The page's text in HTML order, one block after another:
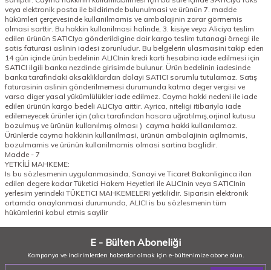
veya elektronik posta ile bildirimde bulunulmasi ve ürünün 7. madde
hükümleri çerçevesinde kullanilmamis ve ambalajinin zarar görmemis
olmasi sarttir. Bu hakkin kullanilmasi halinde, 3. kisiye veya Aliciya teslim
edilen ürünün SATICIya gönderildigine dair kargo teslim tutanagi örnegi ile
satis faturasi aslinin iadesi zorunludur. Bu belgelerin ulasmasini takip eden
14 gün içinde ürün bedelinin ALICInin kredi karti hesabina iade edilmesi için
SATICI ilgili banka nezdinde girisimde bulunur. Ürün bedelinin iadesinde
banka tarafindaki aksakliklardan dolayi SATICI sorumlu tutulamaz. Satış
faturasinin aslinin gönderilmemesi durumunda katma deger vergisi ve
varsa diger yasal yükümlülükler iade edilmez. Cayma hakki nedeni ile iade
edilen ürünün kargo bedeli ALICIya aittir. Ayrica, niteligi itibariyla iade
edilemeyecek ürünler için (alıcı tarafından hasara uğratılmış,orjinal kutusu
bozulmuş ve ürünün kullanılmış olması ) cayma hakki kullanılamaz.
Ürünlerde cayma hakkinin kullanilmasi, ürünün ambalajinin açilmamis,
bozulmamis ve ürünün kullanilmamis olmasi sartina baglidir.
Madde - 7
YETKİLİ MAHKEME:
Is bu sözlesmenin uygulanmasinda, Sanayi ve Ticaret Bakanliginca ilan
edilen degere kadar Tüketici Hakem Heyetleri ile ALICInin veya SATICInin
yerlesim yerindeki TÜKETICI MAHKEMELERI yetkilidir. Siparisin elektronik
ortamda onaylanmasi durumunda, ALICI is bu sözlesmenin tüm
hükümlerini kabul etmis sayilir
E - Bülten Aboneliği
Kampanya ve indirimlerden haberdar olmak için e-bültenimize abone olun.